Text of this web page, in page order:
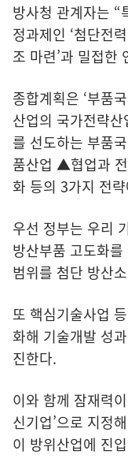
방사청 관계자는 “
정과제인 ‘첨단전
조 마련’과 밀접한
종합계획은 ‘부품
산업의 국가전략
를 선도하는 부품
품산업 ▲협업과
화 등의 3가지 전
우선 정부는 우리
방산부품 고도화
범위를 첨단 방산
또 핵심기술사업
화해 기술개발 성
진한다.
이와 함께 잠재력
신기업’으로 지정
이 방위산업에 진